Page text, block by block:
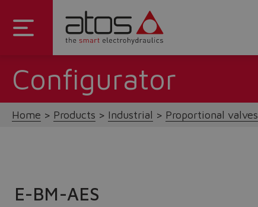
Configurator
Home Products Industrial Proportional valves
E-BM-AES